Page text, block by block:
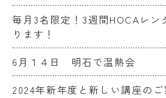
毎月3名限定！3週間HOCAレン
ります！
6月１４日 明石で温熱会
2024年新年度と新しい講座のご